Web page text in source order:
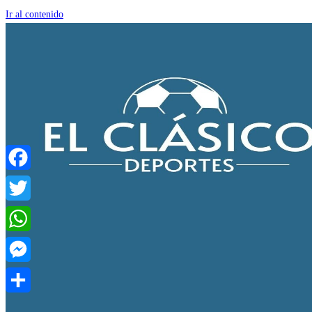
Ir al contenido
Facebook
Twitter
WhatsApp
Messenger